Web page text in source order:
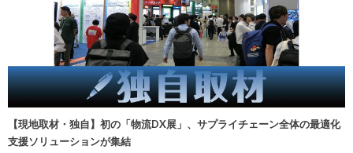
【現地取材・独自】初の「物流DX展」、サプライチェーン全体の最適化
支援ソリューションが集結